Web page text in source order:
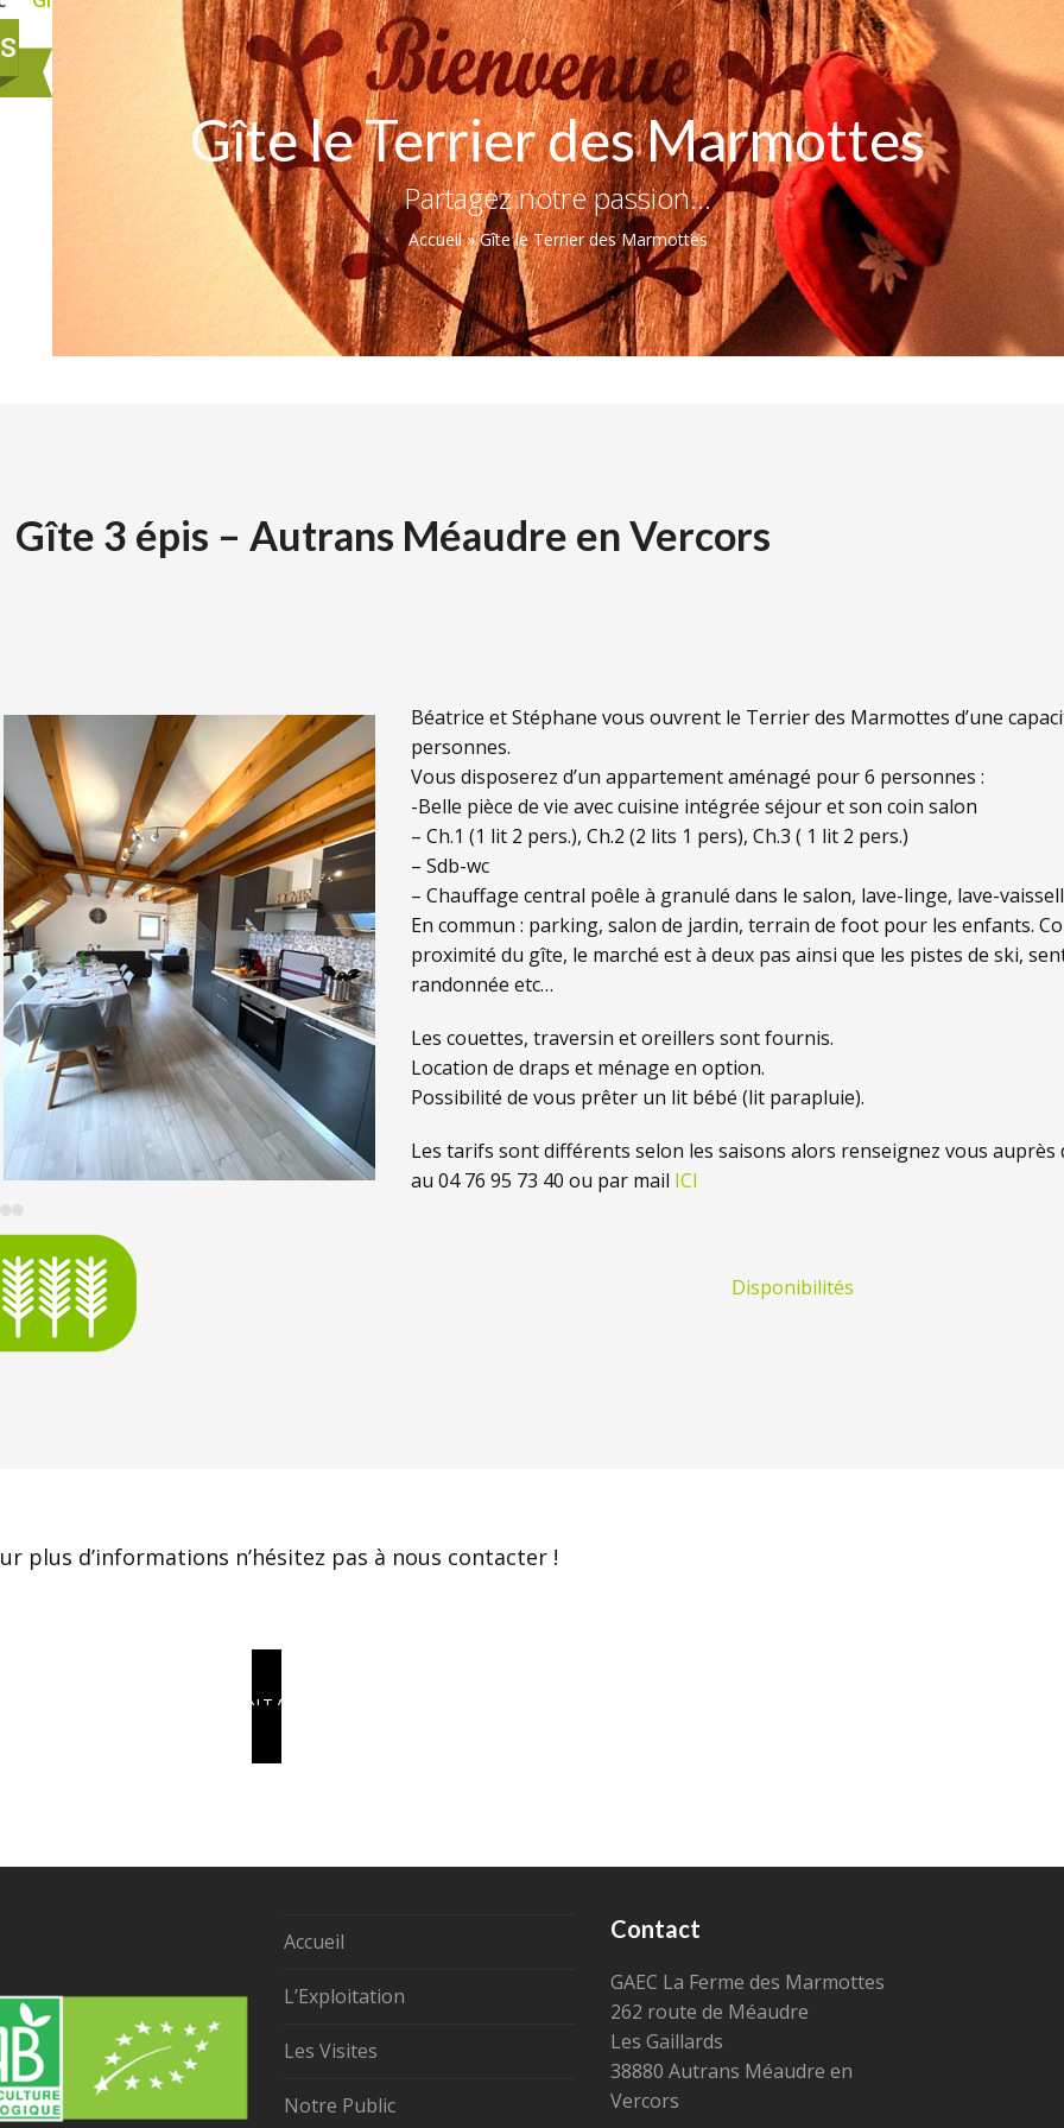
Gîte le Terrier des Marmottes
Partagez notre passion...
Accueil»Gîte le Terrier des Marmottes
Gîte 3 épis – Autrans Méaudre en Vercors
to
go
Béatrice et Stéphane vous ouvrent le Terrier des Marmottes d’une
personnes.
Vous disposerez d’un appartement aménagé pour 6 personnes :
-Belle pièce de vie avec cuisine intégrée séjour et son coin salon
– Ch.1 (1 lit 2 pers.), Ch.2 (2 lits 1 pers), Ch.3 ( 1 lit 2 pers.)
– Sdb-wc
– Chauffage central poêle à granulé dans le salon, lave-linge, lave-
En commun : parking, salon de jardin, terrain de foot pour les enfants.
proximité du gîte, le marché est à deux pas ainsi que les pistes de ski,
randonnée etc…
Les couettes, traversin et oreillers sont fournis.
Location de draps et ménage en option.
Possibilité de vous prêter un lit bébé (lit parapluie).
Les tarifs sont différents selon les saisons alors renseignez vous auprès
au 04 76 95 73 40 ou par mail ICI
Disponibilités
plus d’informations n’hésitez pas à nous contacter !
CONTACT
Accueil
L’Exploitation
Les Visites
Notre Public
Contact
GAEC La Ferme des Marmottes
262 route de Méaudre
Les Gaillards
38880 Autrans Méaudre en
Vercors